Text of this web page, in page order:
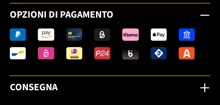
OPZIONI DI PAGAMENTO
CONSEGNA